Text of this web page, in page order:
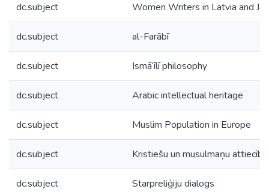
dc.subject Women Writers in Latvia and
dc.subject al-Farābī
dc.subject Ismā‘īlī philosophy
dc.subject Arabic intellectual heritage
dc.subject Muslim Population in Europe
dc.subject Kristiešu un musulmaņu
dc.subject Starpreliģiju dialogs